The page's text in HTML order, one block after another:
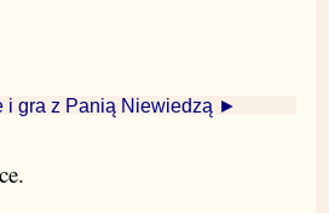
i gra z Panią Niewiedzą ►